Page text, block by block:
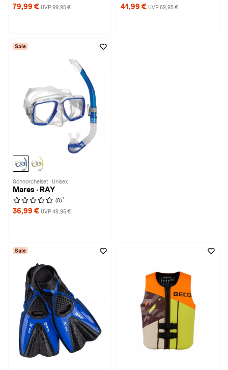
79,99 € UVP 99,95 € 41,99 € UVP 69,95 €
Sale
Schnorchelset · Unisex
Mares · RAY
(0) 1
36,99 € UVP 49,95 €
Sale